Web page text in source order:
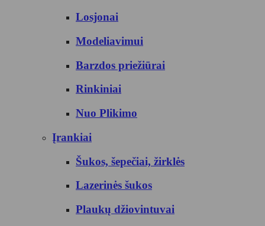
Losjonai
Modeliavimui
Barzdos priežiūrai
Rinkiniai
Nuo Plikimo
Įrankiai
Šukos, šepečiai, žirklės
Lazerinės šukos
Plaukų džiovintuvai